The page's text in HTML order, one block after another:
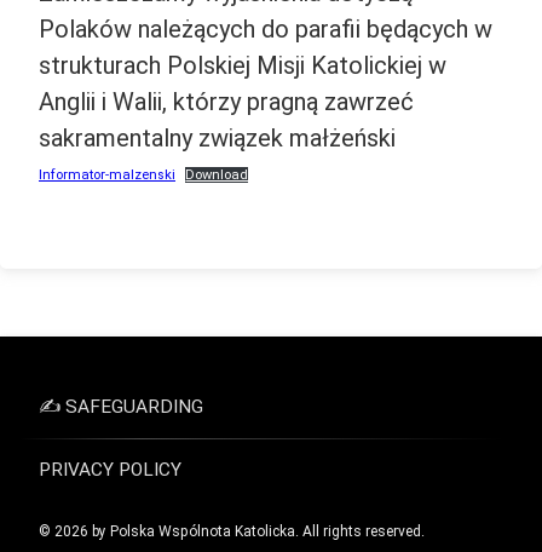
Info
Polaków należących do parafii będących w
strukturach Polskiej Misji Katolickiej w
Anglii i Walii, którzy pragną zawrzeć
sakramentalny związek małżeński
Informator-malzenski Download
✍ SAFEGUARDING
PRIVACY POLICY
© 2026 by Polska Wspólnota Katolicka. All rights reserved.